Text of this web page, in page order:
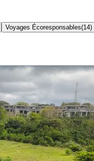
Voyages Écoresponsables(14)